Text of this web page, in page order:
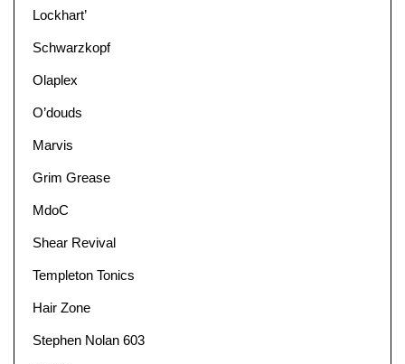
Lockhart’
Schwarzkopf
Olaplex
O’douds
Marvis
Grim Grease
MdoC
Shear Revival
Templeton Tonics
Hair Zone
Stephen Nolan 603